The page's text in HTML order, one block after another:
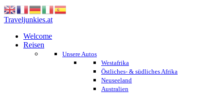
Traveljunkies.at
Welcome
Reisen
Unsere Autos
Westafrika
Östliches- & südliches Afrika
Neuseeland
Australien